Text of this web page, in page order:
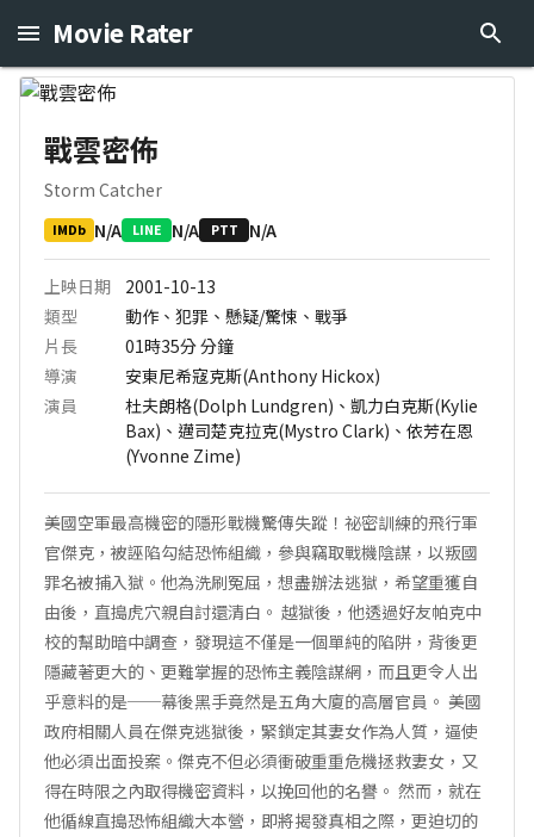
Movie Rater
戰雲密佈
Storm Catcher
IMDb N/A LINE N/A PTT N/A
上映日期
2001-10-13
類型
動作、犯罪、懸疑/驚悚、戰爭
片長
01時35分分鐘
導演
安東尼希寇克斯(Anthony Hickox)
演員
杜夫朗格(Dolph Lundgren)、凱力白克斯(Kylie
Bax)、邁司楚克拉克(Mystro Clark)、依芳在恩
(Yvonne Zime)
美國空軍最高機密的隱形戰機驚傳失蹤！祕密訓練的飛行軍
官傑克，被誣陷勾結恐怖組織，參與竊取戰機陰謀，以叛國
罪名被捕入獄。他為洗刷冤屈，想盡辦法逃獄，希望重獲自
由後，直搗虎穴親自討還清白。 越獄後，他透過好友帕克中
校的幫助暗中調查，發現這不僅是一個單純的陷阱，背後更
隱藏著更大的、更難掌握的恐怖主義陰謀網，而且更令人出
乎意料的是──幕後黑手竟然是五角大廈的高層官員。 美國
政府相關人員在傑克逃獄後，緊鎖定其妻女作為人質，逼使
他必須出面投案。傑克不但必須衝破重重危機拯救妻女，又
得在時限之內取得機密資料，以挽回他的名譽。 然而，就在
他循線直搗恐怖組織大本營，即將揭發真相之際，更迫切的